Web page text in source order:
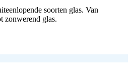
soorten glas. Van
zonwerend glas.